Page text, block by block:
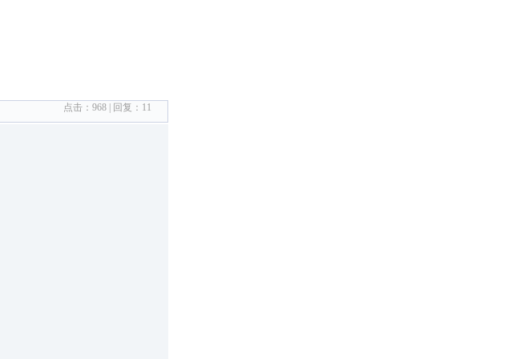
点击： 968 | 回复： 11